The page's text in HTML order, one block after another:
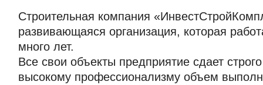
Строительная компания
развивающаяся организация, которая
много лет.
Все свои объекты предприятие сдает
высокому профессионализму объем